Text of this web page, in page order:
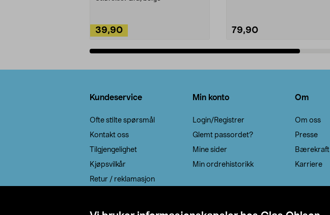
39,90 79,90
Kundeservice
Ofte stilte spørsmål
Kontakt oss
Tilgjengelighet
Kjøpsvilkår
Retur / reklamasjon
Min konto
Login/Registrer
Glemt passordet?
Mine sider
Min ordrehistorikk
Om
Om oss
Presse
Bærekraft
Karriere